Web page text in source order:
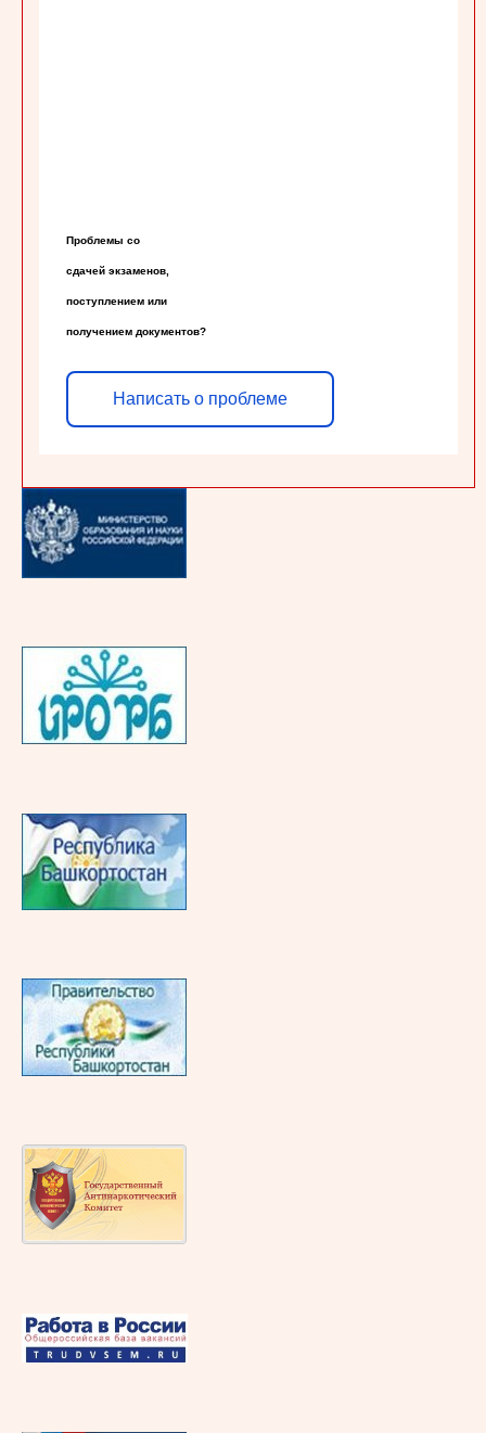
Проблемы со
сдачей экзаменов,
поступлением или
получением документов?
Написать о проблеме